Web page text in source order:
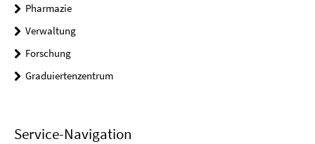
Pharmazie
Verwaltung
Forschung
Graduiertenzentrum
Service-Navigation